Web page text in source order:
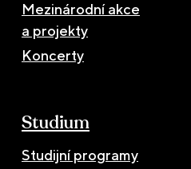
Mezinárodní akce
a projekty
Koncerty
Studium
Studijní programy